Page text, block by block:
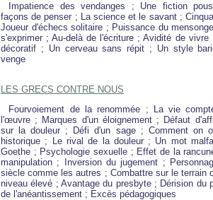
Impatience des vendanges ; Une fiction
façons de penser ; La science et le savant ;
Joueur d'échecs solitaire ; Puissance du
s'exprimer ; Au-delà de l'écriture ; Avidité de vivre
décoratif ; Un cerveau sans répit ; Un style
venge
LES GRECS CONTRE NOUS
Fourvoiement de la renommée ; La vie
l'œuvre ; Marques d'un éloignement ; Défaut
sur la douleur ; Défi d'un sage ; Comment on
historique ; Le rival de la douleur ; Un mot
Goethe ; Psychologie sexuelle ; Effet de la
manipulation ; Inversion du jugement ;
siècle comme les autres ; Combattre sur le terrain
niveau élevé ; Avantage du presbyte ; Dérision du
de l'anéantissement ; Excès pédagogiques